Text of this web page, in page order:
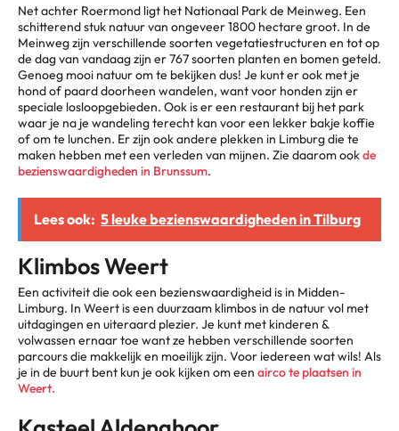
Net achter Roermond ligt het Nationaal Park de Meinweg. Een
schitterend stuk natuur van ongeveer 1800 hectare groot. In de
Meinweg zijn verschillende soorten vegetatiestructuren en tot op
de dag van vandaag zijn er 767 soorten planten en bomen geteld.
Genoeg mooi natuur om te bekijken dus! Je kunt er ook met je
hond of paard doorheen wandelen, want voor honden zijn er
speciale losloopgebieden. Ook is er een restaurant bij het park
waar je na je wandeling terecht kan voor een lekker bakje koffie
of om te lunchen. Er zijn ook andere plekken in Limburg die te
maken hebben met een verleden van mijnen. Zie daarom ookde
bezienswaardigheden in Brunssum.
Lees ook: 5 leuke bezienswaardigheden in Tilburg
Klimbos Weert
Een activiteit die ook een bezienswaardigheid is in Midden-
Limburg. In Weert is een duurzaam klimbos in de natuur vol met
uitdagingen en uiteraard plezier. Je kunt met kinderen &
volwassen ernaar toe want ze hebben verschillende soorten
parcours die makkelijk en moeilijk zijn. Voor iedereen wat wils! Als
je in de buurt bent kun je ook kijken om een airco te plaatsen in
Weert.